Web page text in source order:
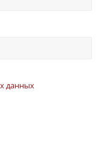
данных